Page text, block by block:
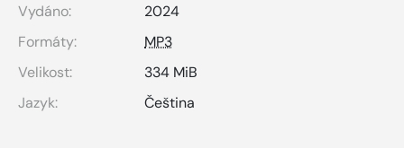
Vydáno:
2024
Formáty:
MP3
Velikost:
334 MiB
Jazyk:
Čeština